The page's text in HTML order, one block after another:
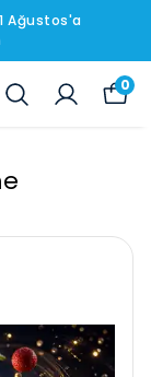
Ağustos'a
0